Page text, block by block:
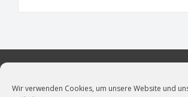
Wir verwenden Cookies, um unsere Website und